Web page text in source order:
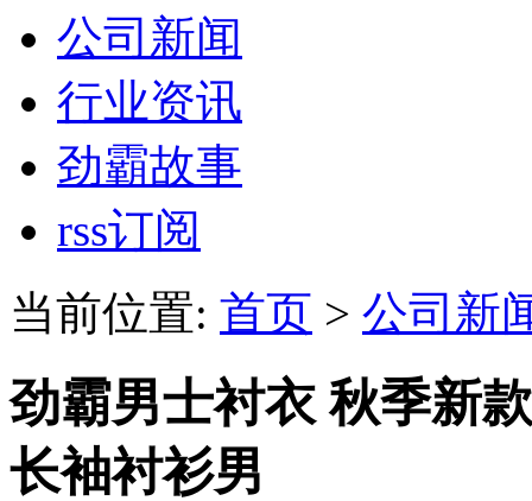
公司新闻
行业资讯
劲霸故事
rss订阅
当前位置: 首页 > 公司新
劲霸男士衬衣 秋季新
长袖衬衫男